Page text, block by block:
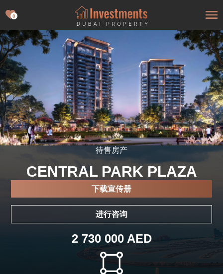
0
待售房产
CENTRAL PARK PLAZA
下载宣传册
进行咨询
2 730 000 AED